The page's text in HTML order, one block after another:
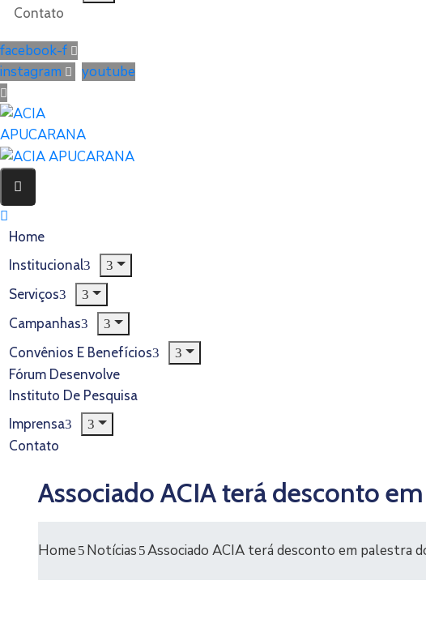
Contato
facebook-f
instagram
youtube
Home
Institucional
Serviços
Campanhas
Convênios E Benefícios
Fórum Desenvolve
Instituto De Pesquisa
Imprensa
Contato
Associado ACIA terá desconto
Home Notícias Associado ACIA terá desconto em palestra